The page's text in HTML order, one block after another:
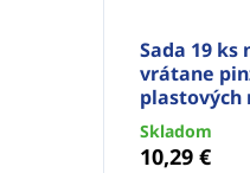
Sada 19 ks
vrátane
plastových
Skladom
10,29 €